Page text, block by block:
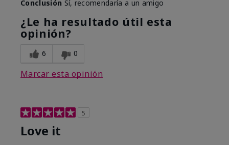
Conclusión Sí, recomendaría a un amigo
¿Le ha resultado útil esta
opinión?
6 0
Marcar esta opinión
5
Love it